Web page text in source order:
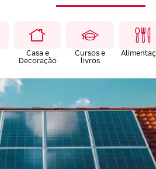
Casa e
Decoração
Cursos e
livros